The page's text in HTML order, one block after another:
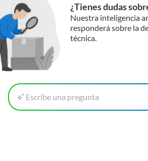
¿Tienes dudas
Nuestra inteligencia
responderá sobre la
técnica.
Escribe una pregunta